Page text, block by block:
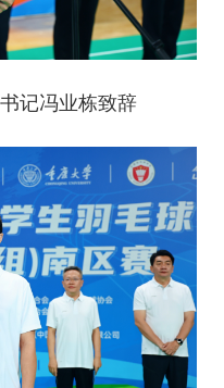
记冯业栋致辞